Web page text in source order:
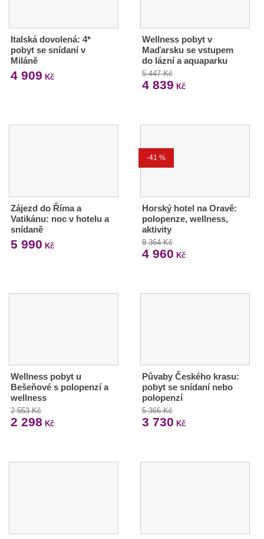
Italská dovolená: 4*
pobyt se snídaní v
Miláně
4 909 Kč
Wellness pobyt v
Maďarsku se vstupem
do lázní a aquaparku
5 447 Kč
4 839 Kč
Zájezd do Říma a
Vatikánu: noc v hotelu a
snídaně
5 990 Kč
-41 %
Horský hotel na Oravě:
polopenze, wellness,
aktivity
8 364 Kč
4 960 Kč
Wellness pobyt u
Bešeňové s polopenzí a
wellness
2 553 Kč
2 298 Kč
Půvaby Českého krasu:
pobyt se snídaní nebo
polopenzí
5 366 Kč
3 730 Kč